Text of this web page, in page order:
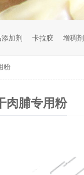
加剂 卡拉胶 增稠剂
粉
肉脯专用粉